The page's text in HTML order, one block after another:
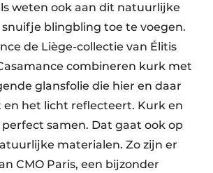
weten ook aan dit natuurlijke
blingbling toe te voegen.
de Liège-collectie van Élitis
combineren kurk met
glansfolie die hier en daar
het licht reflecteert. Kurk en
perfect samen. Dat gaat ook op
materialen. Zo zijn er
CMO Paris, een bijzonder